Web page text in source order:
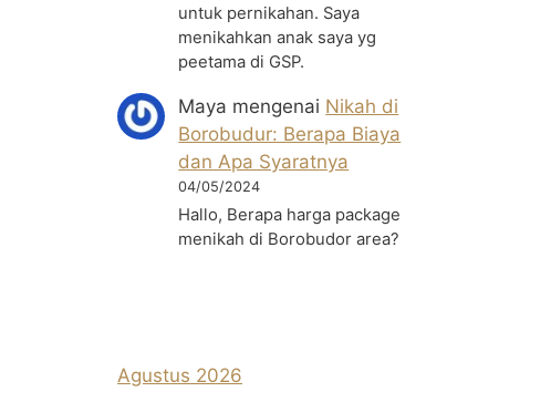
untuk pernikahan. Saya
menikahkan anak saya yg
peetama di GSP.
Maya mengenai Nikah di
Borobudur: Berapa Biaya
dan Apa Syaratnya
04/05/2024
Hallo, Berapa harga package
menikah di Borobudor area?
Agustus 2026